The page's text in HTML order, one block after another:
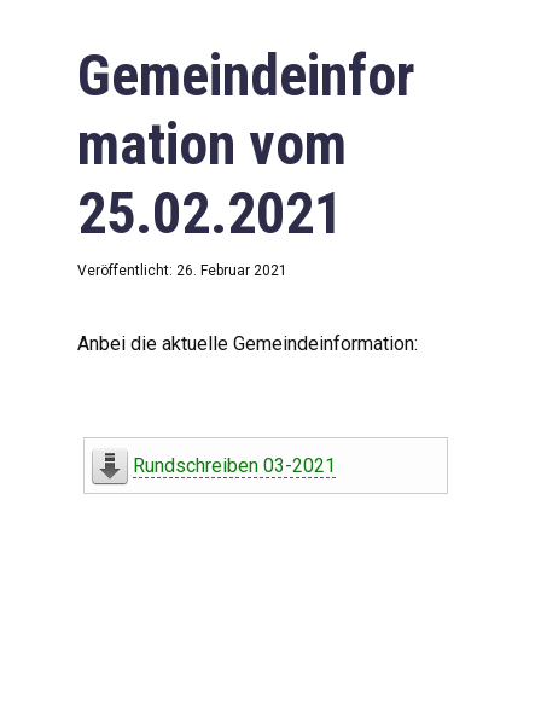
Downloads
Impressum
Datenschutzerklärung
Gemeindeinfor
mation vom
25.02.2021
Veröffentlicht: 26. Februar 2021
Anbei die aktuelle Gemeindeinformation:
Rundschreiben 03-2021